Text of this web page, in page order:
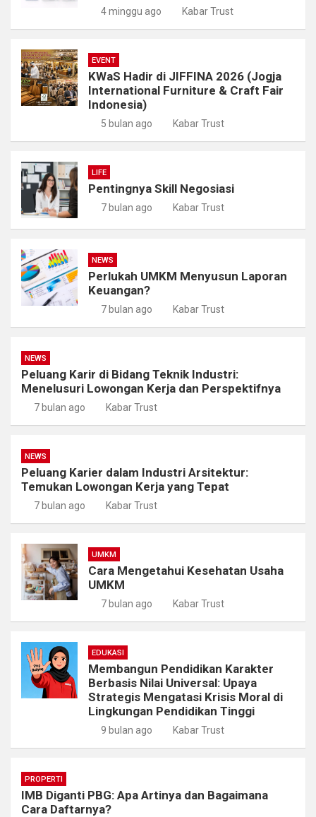
4 minggu ago Kabar Trust
EVENT
KWaS Hadir di JIFFINA 2026 (Jogja
International Furniture & Craft Fair
Indonesia)
5 bulan ago Kabar Trust
LIFE
Pentingnya Skill Negosiasi
7 bulan ago Kabar Trust
NEWS
Perlukah UMKM Menyusun Laporan
Keuangan?
7 bulan ago Kabar Trust
NEWS
Peluang Karir di Bidang Teknik Industri:
Menelusuri Lowongan Kerja dan Perspektifnya
7 bulan ago Kabar Trust
NEWS
Peluang Karier dalam Industri Arsitektur:
Temukan Lowongan Kerja yang Tepat
7 bulan ago Kabar Trust
UMKM
Cara Mengetahui Kesehatan Usaha
UMKM
7 bulan ago Kabar Trust
EDUKASI
Membangun Pendidikan Karakter
Berbasis Nilai Universal: Upaya
Strategis Mengatasi Krisis Moral di
Lingkungan Pendidikan Tinggi
9 bulan ago Kabar Trust
PROPERTI
IMB Diganti PBG: Apa Artinya dan Bagaimana
Cara Daftarnya?